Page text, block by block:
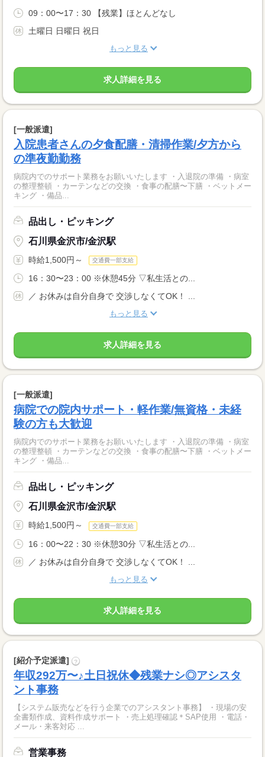
09：00〜17：30 【残業】ほとんどなし
土曜日 日曜日 祝日
もっと見る
求人詳細を見る
[一般派遣]
入院患者さんの夕食配膳・清掃作業/夕方から
の準夜勤勤務
病院内でのサポート業務をお願いいたします ・入退院の準備 ・病室
の整理整頓 ・カーテンなどの交換 ・食事の配膳〜下膳 ・ベットメー
キング ・備品...
品出し・ピッキング
石川県金沢市/金沢駅
時給1,500円～ 交通費一部支給
16：30〜23：00 ※休憩45分 ▽私生活との...
／ お休みは自分自身で 交渉しなくてOK！ ...
もっと見る
求人詳細を見る
[一般派遣]
病院での院内サポート・軽作業/無資格・未経
験の方も大歓迎
病院内でのサポート業務をお願いいたします ・入退院の準備 ・病室
の整理整頓 ・カーテンなどの交換 ・食事の配膳〜下膳 ・ベットメー
キング ・備品...
品出し・ピッキング
石川県金沢市/金沢駅
時給1,500円～ 交通費一部支給
16：00〜22：30 ※休憩30分 ▽私生活との...
／ お休みは自分自身で 交渉しなくてOK！ ...
もっと見る
求人詳細を見る
[紹介予定派遣] ?
年収292万〜♪土日祝休◆残業ナシ◎アシスタ
ント事務
【システム販売などを行う企業でのアシスタント事務】 ・現場の安
全書類作成、資料作成サポート ・売上処理確認＊SAP使用 ・電話・
メール・来客対応 ...
営業事務